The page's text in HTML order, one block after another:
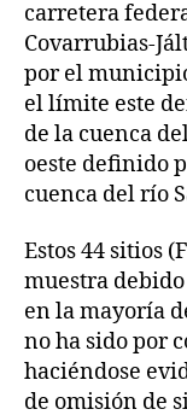
carretera
Covarrubias-
por el
el límite este
de la cuenca
oeste definido
cuenca del río
Estos 44 sitios
muestra
en la mayoría
no ha sido por
haciéndose
de omisión de